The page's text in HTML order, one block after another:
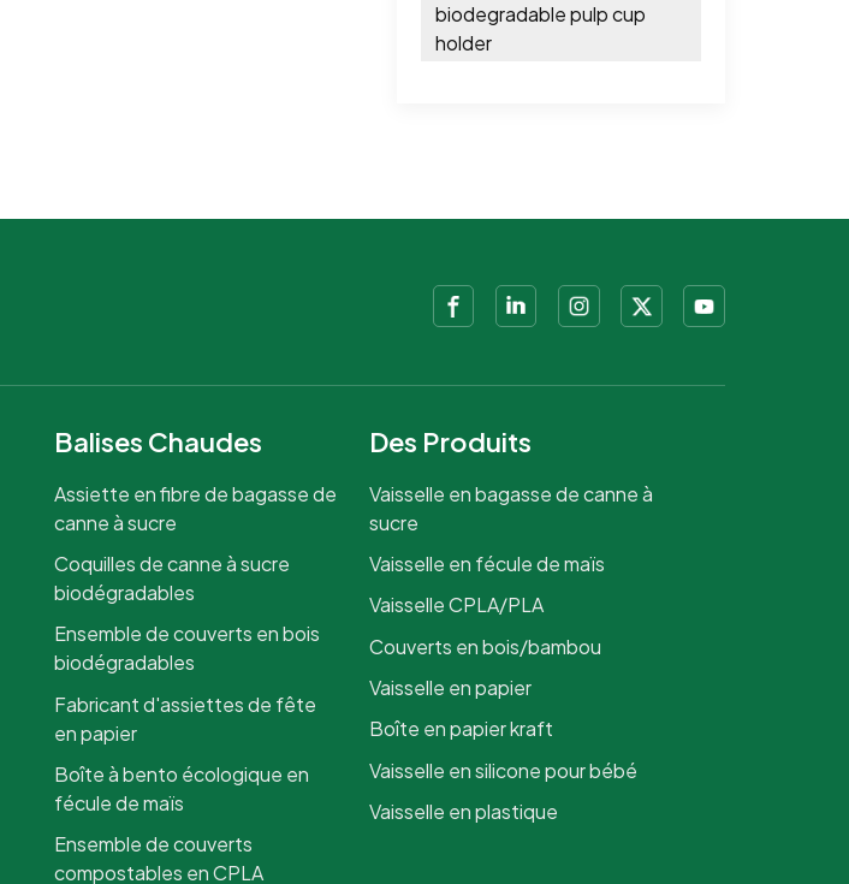
biodegradable pulp cup
holder
Balises Chaudes
Assiette en fibre de bagasse de
canne à sucre
Coquilles de canne à sucre
biodégradables
Ensemble de couverts en bois
biodégradables
Fabricant d'assiettes de fête
en papier
Boîte à bento écologique en
fécule de maïs
Ensemble de couverts
compostables en CPLA
Des Produits
Vaisselle en bagasse de canne à
sucre
Vaisselle en fécule de maïs
Vaisselle CPLA/PLA
Couverts en bois/bambou
Vaisselle en papier
Boîte en papier kraft
Vaisselle en silicone pour bébé
Vaisselle en plastique